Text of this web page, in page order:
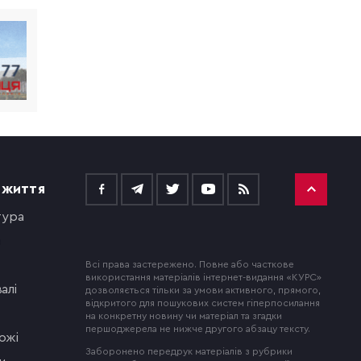
ЖИТТЯ
Всі права застережено. Повне або часткове
використання матеріалів інтернет-видання «КУРС»
дозволяється тільки за умови активного, прямого,
відкритого для пошукових систем гіперпосилання
на конкретну новину чи матеріал та згадки
першоджерела не нижче другого абзацу тексту.
Заборонено передрук матеріалів з рубрики